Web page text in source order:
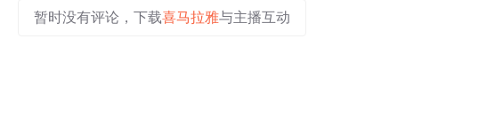
暂时没有评论，下载喜马拉雅与主播互动